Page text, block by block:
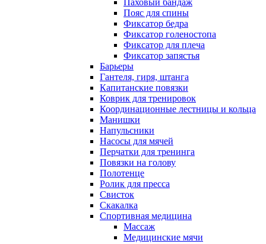
Паховый бандаж
Пояс для спины
Фиксатор бедра
Фиксатор голеностопа
Фиксатор для плеча
Фиксатор запястья
Барьеры
Гантеля, гиря, штанга
Капитанские повязки
Коврик для тренировок
Координационные лестницы и кольца
Манишки
Напульсники
Насосы для мячей
Перчатки для тренинга
Повязки на голову
Полотенце
Ролик для пресса
Свисток
Скакалка
Спортивная медицина
Массаж
Медицинские мячи